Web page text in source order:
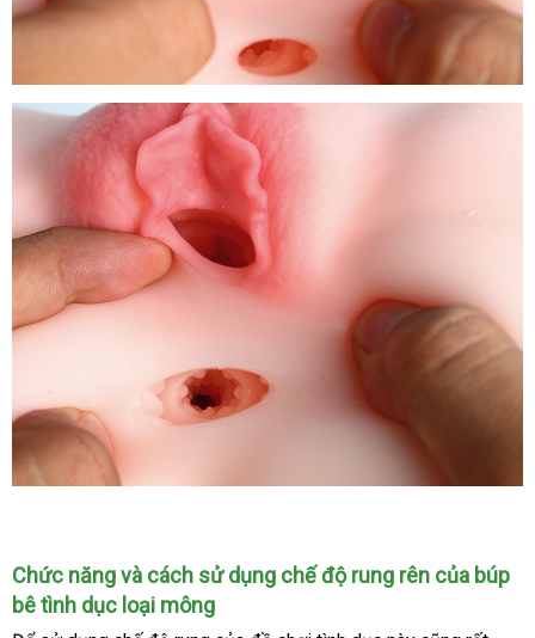
nhỏ
hơn
hỗkhá
Chức năngvận
chuyển
và cách sử dụng chế độ rung rên nơi
của búp
bê tình dục loại mông